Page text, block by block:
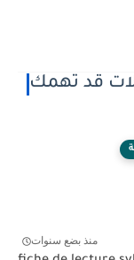
قد تهمك
منذ بضع سنوات